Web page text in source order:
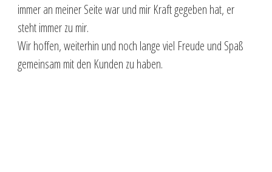
immer an meiner Seite war und mir Kraft gegeben hat, er
steht immer zu mir.
Wir hoffen, weiterhin und noch lange viel Freude und Spaß
gemeinsam mit den Kunden zu haben.